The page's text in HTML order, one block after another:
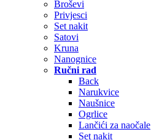
Broševi
Privjesci
Set nakit
Satovi
Kruna
Nanognice
Ručni rad
Back
Narukvice
Naušnice
Ogrlice
Lančići za naočale
Set nakit